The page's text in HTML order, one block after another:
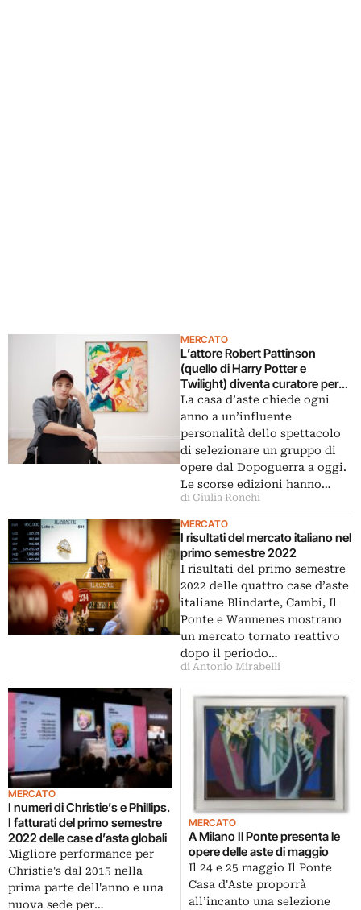
MERCATO
L’attore Robert Pattinson
(quello di Harry Potter e
Twilight) diventa curatore per
Sotheby’s
La casa d’aste chiede ogni
anno a un’influente
personalità dello spettacolo
di selezionare un gruppo di
opere dal Dopoguerra a oggi.
Le scorse edizioni hanno…
di Giulia Ronchi
MERCATO
I risultati del mercato italiano nel
primo semestre 2022
I risultati del primo semestre
2022 delle quattro case d’aste
italiane Blindarte, Cambi, Il
Ponte e Wannenes mostrano
un mercato tornato reattivo
dopo il periodo…
di Antonio Mirabelli
MERCATO
I numeri di Christie’s e Phillips.
I fatturati del primo semestre
2022 delle case d’asta globali
Migliore performance per
Christie's dal 2015 nella
prima parte dell'anno e una
nuova sede per…
MERCATO
A Milano Il Ponte presenta le
opere delle aste di maggio
Il 24 e 25 maggio Il Ponte
Casa d'Aste proporrà
all’incanto una selezione